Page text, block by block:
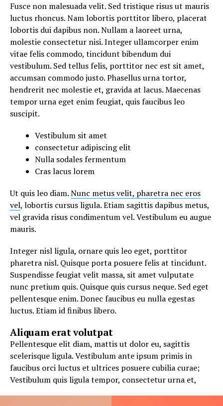
Fusce non malesuada velit. Sed tristique risus ut mauris
luctus rhoncus. Nam lobortis porttitor libero, placerat
lobortis dui dapibus non. Nullam a laoreet urna,
molestie consectetur nisi. Integer ullamcorper enim
vitae felis commodo, tincidunt bibendum dui
vestibulum. Sed tellus felis, porttitor nec est sit amet,
accumsan commodo justo. Phasellus urna tortor,
hendrerit nec molestie et, gravida at lacus. Maecenas
tempor urna eget enim feugiat, quis faucibus leo
suscipit.
Vestibulum sit amet
consectetur adipiscing elit
Nulla sodales fermentum
Cras lacus lorem
Ut quis leo diam.Nunc metus velit, pharetra nec eros
vel, lobortis cursus ligula. Etiam sagittis dapibus metus,
vel gravida risus condimentum vel. Vestibulum eu augue
mauris.
Integer nisl ligula, ornare quis leo eget, porttitor
pharetra nisl. Quisque porta posuere felis at tincidunt.
Suspendisse feugiat velit massa, sit amet vulputate
nunc pretium quis. Quisque quis cursus neque. Sed eget
pellentesque enim. Donec faucibus eu nulla egestas
luctus. Etiam id finibus libero.
Aliquam erat volutpat
Pellentesque elit diam, mattis ut dolor eu, sagittis
scelerisque ligula. Vestibulum ante ipsum primis in
faucibus orci luctus et ultrices posuere cubilia curae;
Vestibulum quis ligula tempor, consectetur urna et,